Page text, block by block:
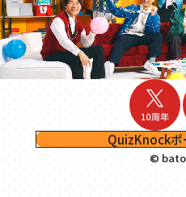
QuizKnockポ
©